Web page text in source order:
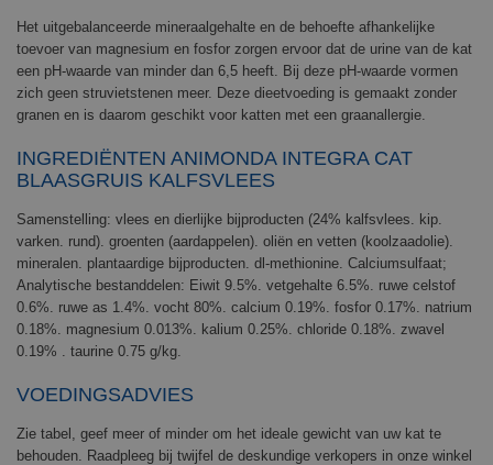
Het uitgebalanceerde mineraalgehalte en de behoefte afhankelijke
toevoer van magnesium en fosfor zorgen ervoor dat de urine van de kat
een pH-waarde van minder dan 6,5 heeft. Bij deze pH-waarde vormen
zich geen struvietstenen meer. Deze dieetvoeding is gemaakt zonder
granen en is daarom geschikt voor katten met een graanallergie.
INGREDIËNTEN ANIMONDA INTEGRA CAT
BLAASGRUIS KALFSVLEES
Samenstelling: vlees en dierlijke bijproducten (24% kalfsvlees. kip.
varken. rund). groenten (aardappelen). oliën en vetten (koolzaadolie).
mineralen. plantaardige bijproducten. dl-methionine. Calciumsulfaat;
Analytische bestanddelen: Eiwit 9.5%. vetgehalte 6.5%. ruwe celstof
0.6%. ruwe as 1.4%. vocht 80%. calcium 0.19%. fosfor 0.17%. natrium
0.18%. magnesium 0.013%. kalium 0.25%. chloride 0.18%. zwavel
0.19% . taurine 0.75 g/kg.
VOEDINGSADVIES
Zie tabel, geef meer of minder om het ideale gewicht van uw kat te
behouden. Raadpleeg bij twijfel de deskundige verkopers in onze winkel